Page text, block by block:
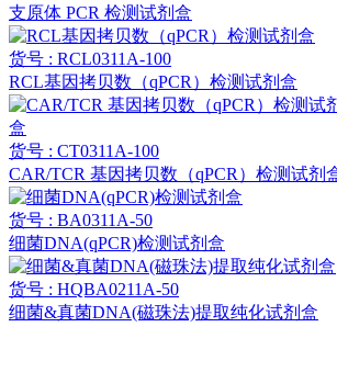
支原体 PCR 检测试剂盒
货号 : RCL0311A-100
RCL基因拷贝数（qPCR）检测试剂盒
货号 : CT0311A-100
CAR/TCR 基因拷贝数（qPCR）检测试剂
货号 : BA0311A-50
细菌DNA(qPCR)检测试剂盒
货号 : HQBA0211A-50
细菌&真菌DNA(磁珠法)提取纯化试剂盒